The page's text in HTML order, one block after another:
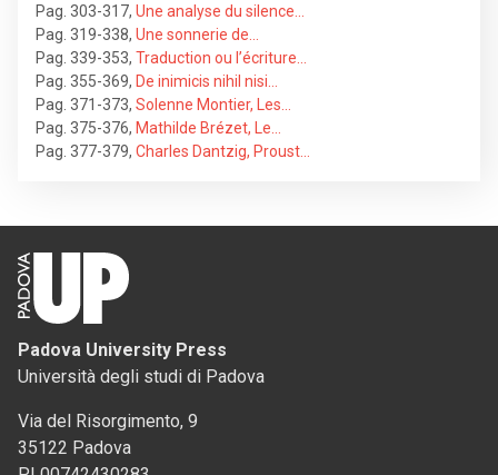
Pag. 303-317, Une analyse du silence…
Pag. 319-338, Une sonnerie de…
Pag. 339-353, Traduction ou l’écriture…
Pag. 355-369, De inimicis nihil nisi…
Pag. 371-373, Solenne Montier, Les…
Pag. 375-376, Mathilde Brézet, Le…
Pag. 377-379, Charles Dantzig, Proust…
Padova University Press
Università degli studi di Padova
Via del Risorgimento, 9
35122 Padova